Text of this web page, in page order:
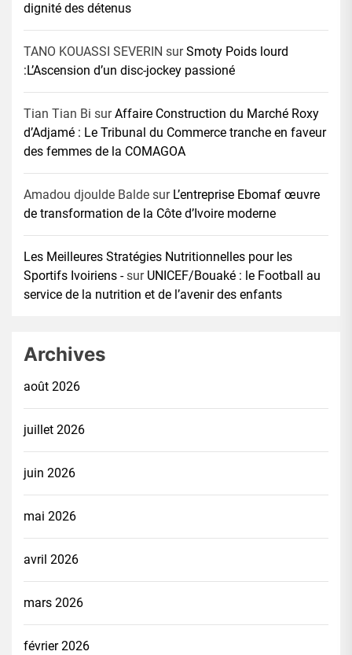
dignité des détenus
TANO KOUASSI SEVERIN surSmoty Poids lourd
:L’Ascension d’un disc-jockey passioné
Tian Tian Bi surAffaire Construction du Marché Roxy
d’Adjamé : Le Tribunal du Commerce tranche en faveur
des femmes de la COMAGOA
Amadou djoulde Balde sur L’entreprise Ebomaf œuvre
de transformation de la Côte d’Ivoire moderne
Les Meilleures Stratégies Nutritionnelles pour les
Sportifs Ivoiriens -sur UNICEF/Bouaké : le Football au
service de la nutrition et de l’avenir des enfants
Archives
août 2026
juillet 2026
juin 2026
mai 2026
avril 2026
mars 2026
février 2026